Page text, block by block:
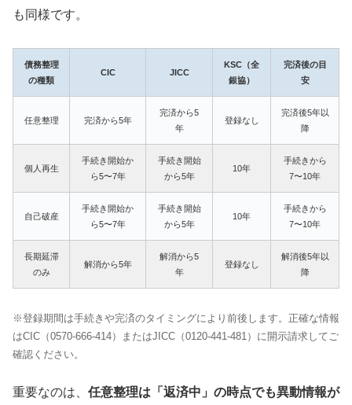
も同様です。
債務整理
の種類
CIC JICC
KSC（全
銀協）
完済後の目
安
任意整理 完済から5年
完済から5
年
登録なし
完済後5年以
降
個人再生
手続き開始か
ら5〜7年
手続き開始
から5年
10年
手続きから
7〜10年
自己破産
手続き開始か
ら5〜7年
手続き開始
から5年
10年
手続きから
7〜10年
長期延滞
のみ
解消から5年
解消から5
年
登録なし
解消後5年以
降
※登録期間は手続きや完済のタイミングにより前後します。正確な情報
はCIC（0570-666-414）またはJICC（0120-441-481）に開示請求してご
確認ください。
重要なのは、 任意整理は「返済中」の時点でも異動情報が